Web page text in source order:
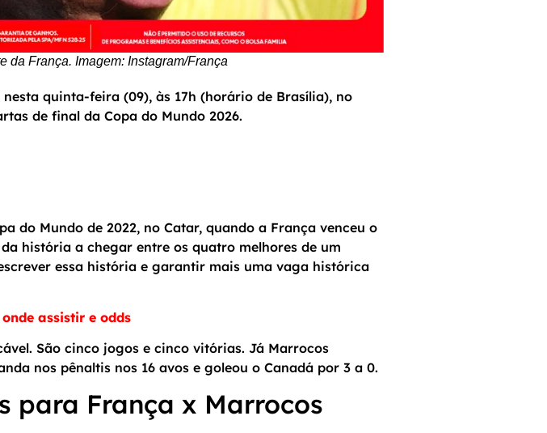
da França. Imagem: Instagram/França
quinta-feira (09), às 17h (horário de Brasília), no
de final da Copa do Mundo 2026.
do Mundo de 2022, no Catar, quando a França venceu o
história a chegar entre os quatro melhores de um
essa história e garantir mais uma vaga histórica
assistir e odds
São cinco jogos e cinco vitórias. Já Marrocos
nos pênaltis nos 16 avos e goleou o Canadá por 3 a 0.
para França x Marrocos